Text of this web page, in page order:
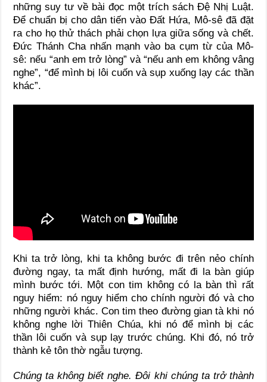
những suy tư về bài đọc một trích sách Đệ Nhị Luật.
Để chuẩn bị cho dân tiến vào Đất Hứa, Mô-sê đã đặt
ra cho họ thử thách phải chọn lựa giữa sống và chết.
Đức Thánh Cha nhấn mạnh vào ba cụm từ của Mô-
sê: nếu “anh em trở lòng” và “nếu anh em không vâng
nghe”, “để mình bị lôi cuốn và sụp xuống lạy các thần
khác”.
Khi ta trở lòng, khi ta không bước đi trên nẻo chính
đường ngay, ta mất định hướng, mất đi la bàn giúp
mình bước tới. Một con tim không có la bàn thì rất
nguy hiểm: nó nguy hiểm cho chính người đó và cho
những người khác. Con tim theo đường gian tà khi nó
không nghe lời Thiên Chúa, khi nó để mình bị các
thần lôi cuốn và sụp lạy trước chúng. Khi đó, nó trở
thành kẻ tôn thờ ngẫu tượng.
Chúng ta không biết nghe. Đôi khi chúng ta trở thành